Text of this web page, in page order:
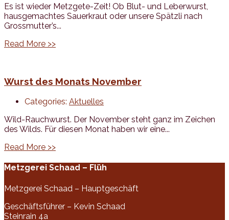
Es ist wieder Metzgete-Zeit! Ob Blut- und Leberwurst,
hausgemachtes Sauerkraut oder unsere Spätzli nach
Grossmutter’s...
Read More >>
Wurst des Monats November
Categories: Aktuelles
Wild-Rauchwurst. Der November steht ganz im Zeichen
des Wilds. Für diesen Monat haben wir eine...
Read More >>
Metzgerei Schaad – Flüh
Metzgerei Schaad – Hauptgeschäft
Geschäftsführer – Kevin Schaad
Steinrain 4a